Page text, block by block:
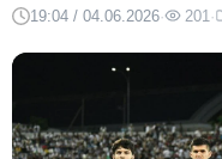
19:04 / 04.06.2026· 201 ·